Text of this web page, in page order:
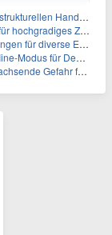
Ernährung schulpflichtiger Kinder
und stellt ein Betriebsupdate bereit
Einsatzbereiche
und Mobile-Apps ein
Elektroniksysteme